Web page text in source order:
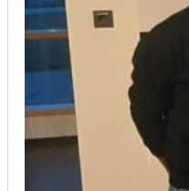
SERVICE
Wir legen großen Wert
Kundenzufriedenheit.
Klimaanlagen
Produkte führender
dass jede Installation
auch energieeinsparend